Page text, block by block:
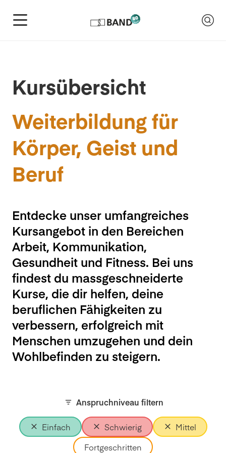
Kursübersicht
Weiterbildung für
Körper, Geist und
Beruf
Entdecke unser umfangreiches
Kursangebot in den Bereichen
Arbeit, Kommunikation,
Gesundheit und Fitness. Bei uns
findest du massgeschneiderte
Kurse, die dir helfen, deine
beruflichen Fähigkeiten zu
verbessern, erfolgreich mit
Menschen umzugehen und dein
Wohlbefinden zu steigern.
Anspruchniveau filtern
Einfach Schwierig
Mittel
Fortgeschritten